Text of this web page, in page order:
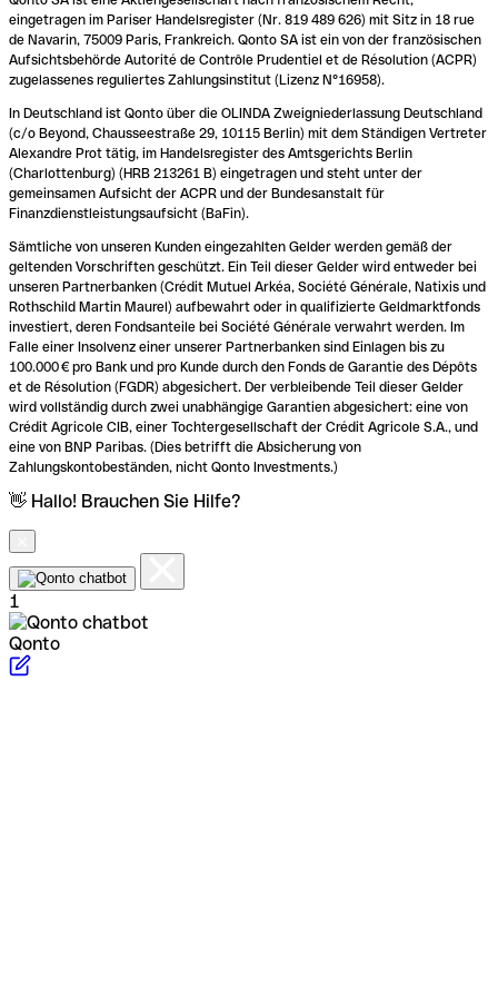
eingetragen im Pariser Handelsregister (Nr. 819 489 626) mit Sitz in 18 rue
de Navarin, 75009 Paris, Frankreich. Qonto SA ist ein von der französischen
Aufsichtsbehörde Autorité de Contrôle Prudentiel et de Résolution (ACPR)
zugelassenes reguliertes Zahlungsinstitut (Lizenz N°16958).
In Deutschland ist Qonto über die OLINDA Zweigniederlassung Deutschland
(c/o Beyond, Chausseestraße 29, 10115 Berlin) mit dem Ständigen Vertreter
Alexandre Prot tätig, im Handelsregister des Amtsgerichts Berlin
(Charlottenburg) (HRB 213261 B) eingetragen und steht unter der
gemeinsamen Aufsicht der ACPR und der Bundesanstalt für
Finanzdienstleistungsaufsicht (BaFin).
Sämtliche von unseren Kunden eingezahlten Gelder werden gemäß der
geltenden Vorschriften geschützt. Ein Teil dieser Gelder wird entweder bei
unseren Partnerbanken (Crédit Mutuel Arkéa, Société Générale, Natixis und
Rothschild Martin Maurel) aufbewahrt oder in qualifizierte Geldmarktfonds
investiert, deren Fondsanteile bei Société Générale verwahrt werden. Im
Falle einer Insolvenz einer unserer Partnerbanken sind Einlagen bis zu
100.000 € pro Bank und pro Kunde durch den Fonds de Garantie des Dépôts
et de Résolution (FGDR) abgesichert. Der verbleibende Teil dieser Gelder
wird vollständig durch zwei unabhängige Garantien abgesichert: eine von
Crédit Agricole CIB, einer Tochtergesellschaft der Crédit Agricole S.A., und
eine von BNP Paribas. (Dies betrifft die Absicherung von
Zahlungskontobeständen, nicht Qonto Investments.)
👋 Hallo! Brauchen Sie Hilfe?
1
Qonto